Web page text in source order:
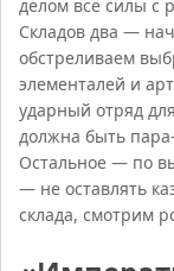
делом все силы с
Складов два —
обстреливаем
элементалей и
ударный отряд
должна быть
Остальное — по
— не оставлять
склада, смотрим